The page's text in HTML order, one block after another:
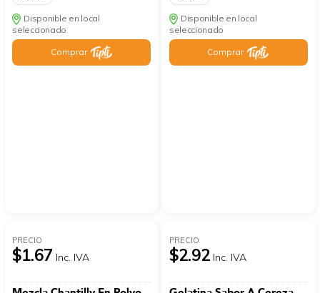
Disponible en local
seleccionado
Comprar
Disponible en local
seleccionado
Comprar
PRECIO
$1.67 Inc. IVA
PRECIO
$2.92 Inc. IVA